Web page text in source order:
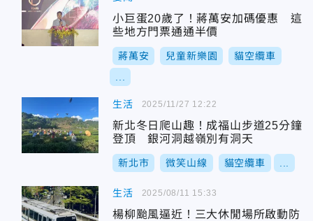
小巨蛋20歲了！蔣萬安加碼優惠 這
些地方門票通通半價
蔣萬安 兒童新樂園 貓空纜車
生活
新北冬日爬山趣！成福山步道25分鐘
登頂 銀河洞越嶺別有洞天
新北市 微笑山線 貓空纜車
2025/11/27 12:22
生活
楊柳颱風逼近！三大休閒場所啟動防
2025/08/11 15:33